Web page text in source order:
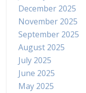
December 2025
November 2025
September 2025
August 2025
July 2025
June 2025
May 2025